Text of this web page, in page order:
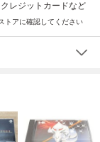
レジットカードなど
トアに確認してください